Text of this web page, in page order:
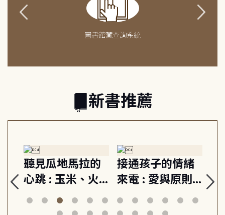
圖書館藏查詢系統
新書推薦
聽見瓜地馬拉的
心跳 : 玉米、火
山與信仰, 外交官
筆下的現代馬雅
接通孩子的情緒
來電 : 愛與原則,
建立教養的安定
節奏 22個行動練
關